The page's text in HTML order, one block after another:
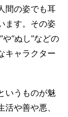
間の姿でも耳
ます。その姿
“ぬし”などの
キャラクター
いうものが魅
や善や悪、